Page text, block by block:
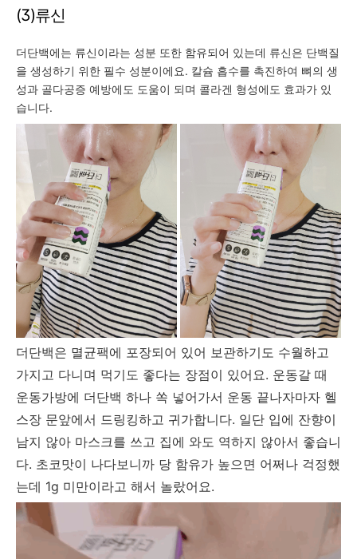
(3)류신
더단백에는 류신이라는 성분 또한 함유되어 있는데 류신은 단백질
을 생성하기 위한 필수 성분이에요. 칼슘 흡수를 촉진하여 뼈의 생
성과 골다공증 예방에도 도움이 되며 콜라겐 형성에도 효과가 있
습니다.
더단백은 멸균팩에 포장되어 있어 보관하기도 수월하고
가지고 다니며 먹기도 좋다는 장점이 있어요. 운동갈 때
운동가방에 더단백 하나 쏙 넣어가서 운동 끝나자마자 헬
스장 문앞에서 드링킹하고 귀가합니다. 일단 입에 잔향이
남지 않아 마스크를 쓰고 집에 와도 역하지 않아서 좋습니
다. 초코맛이 나다보니까 당 함유가 높으면 어쩌나 걱정했
는데 1g 미만이라고 해서 놀랐어요.